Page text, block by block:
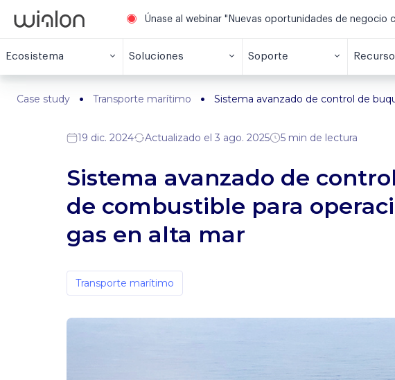
Únase al webinar "Nuevas oportunidades de negocio
Ecosistema Soluciones Soporte
Case study Transporte marítimo Sistema avanzado de control de
19 dic. 2024 Actualizado el 3 ago. 2025 5 min de lectura
Sistema avanzado de
de combustible para
gas en alta mar
Transporte marítimo